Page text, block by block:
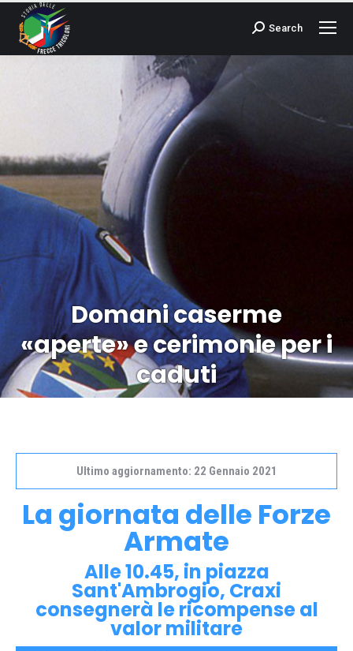
Cerca:Search
Domani caserme
«aperte» e cerimonie per i
caduti
Tu sei qui:
Ultimo aggiornamento: 22 Gennaio 2021
La giornata delle Forze
Armate
Alle 10.45, in piazza
Sant'Ambrogio, Craxi
consegnerà le ricompense al
valor militare